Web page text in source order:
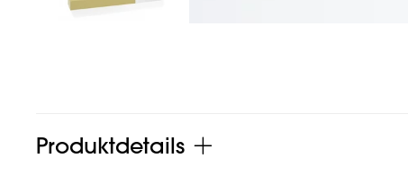
Produktdetails